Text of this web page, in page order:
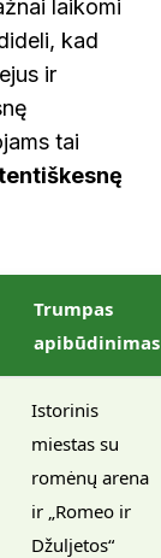
laikomi
kad
ir
tai
Trumpas
apibūdinimas
Istorinis
miestas su
romėnų arena
ir „Romeo ir
Džuljetos“